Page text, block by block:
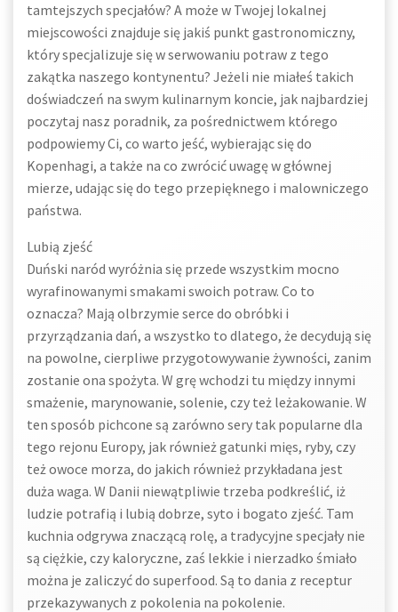
tamtejszych specjałów? A może w Twojej lokalnej
miejscowości znajduje się jakiś punkt gastronomiczny,
który specjalizuje się w serwowaniu potraw z tego
zakątka naszego kontynentu? Jeżeli nie miałeś takich
doświadczeń na swym kulinarnym koncie, jak najbardziej
poczytaj nasz poradnik, za pośrednictwem którego
podpowiemy Ci, co warto jeść, wybierając się do
Kopenhagi, a także na co zwrócić uwagę w głównej
mierze, udając się do tego przepięknego i malowniczego
państwa.
Lubią zjeść
Duński naród wyróżnia się przede wszystkim mocno
wyrafinowanymi smakami swoich potraw. Co to
oznacza? Mają olbrzymie serce do obróbki i
przyrządzania dań, a wszystko to dlatego, że decydują się
na powolne, cierpliwe przygotowywanie żywności, zanim
zostanie ona spożyta. W grę wchodzi tu między innymi
smażenie, marynowanie, solenie, czy też leżakowanie. W
ten sposób pichcone są zarówno sery tak popularne dla
tego rejonu Europy, jak również gatunki mięs, ryby, czy
też owoce morza, do jakich również przykładana jest
duża waga. W Danii niewątpliwie trzeba podkreślić, iż
ludzie potrafią i lubią dobrze, syto i bogato zjeść. Tam
kuchnia odgrywa znaczącą rolę, a tradycyjne specjały nie
są ciężkie, czy kaloryczne, zaś lekkie i nierzadko śmiało
można je zaliczyć do superfood. Są to dania z receptur
przekazywanych z pokolenia na pokolenie.